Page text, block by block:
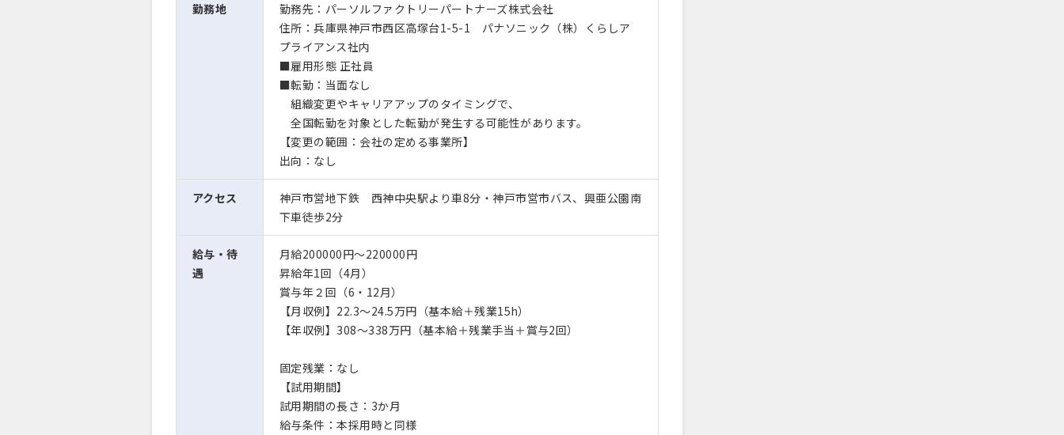
勤務地
勤務先：パーソルファクトリーパートナーズ株式会社
住所：兵庫県神戸市西区高塚台1-5-1 パナソニック（株）くらしア
プライアンス社内
■雇用形態 正社員
■転勤：当面なし
組織変更やキャリアアップのタイミングで、
全国転勤を対象とした転勤が発生する可能性があります。
【変更の範囲：会社の定める事業所】
出向：なし
アクセス
神戸市営地下鉄 西神中央駅より車8分・神戸市営市バス、興亜公園南
下車徒歩2分
給与・待
遇
月給200000円〜220000円
昇給年1回（4月）
賞与年２回（6・12月）
【月収例】22.3～24.5万円（基本給＋残業15h）
【年収例】308～338万円（基本給＋残業手当＋賞与2回）
固定残業：なし
【試用期間】
試用期間の長さ：3か月
給与条件：本採用時と同様